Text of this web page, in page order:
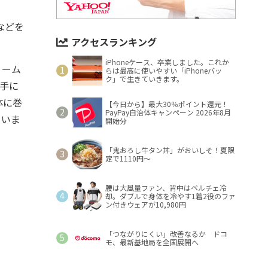
どを
ム
に
巻
ま
アクセスランキング
iPhoneケース、卒業しました。これか
らは最高に使いやすい「iPhoneバッ
ク」で生きていきます。
【今日から】最大30％ポイント還元！
PayPay自治体キャンペーン 2026年8月
開始分
「鬼おろし牛タン丼」がおいしそ！夏限
定で1110円～
腰は大風量ファン、背中はペルチェ冷
却。ダブルで身体を冷やす1着2役のファ
ン付きウェアが10,980円
「つながりにくい」改善なるか ドコ
モ、最新基地局を全国展開へ